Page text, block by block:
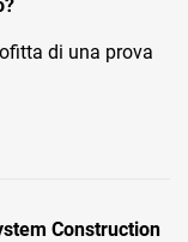
di una prova
Construction